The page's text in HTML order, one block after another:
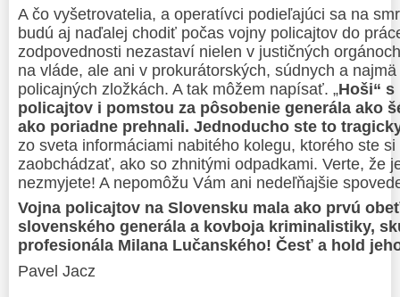
A čo vyšetrovatelia, a operatívci podieľajúci sa na
budú aj naďalej chodiť počas vojny policajtov do
zodpovednosti nezastaví nielen v justičných
na vláde, ale ani v prokurátorských, súdnych a
policajných zložkách. A tak môžem napísať. „Hoši“
policajtov i pomstou za pôsobenie generála ako
ako poriadne prehnali. Jednoducho ste to
zo sveta informáciami nabitého kolegu, ktorého ste
zaobchádzať, ako so zhnitými odpadkami. Verte, že
nezmyjete! A nepomôžu Vám ani nedeľňajšie
Vojna policajtov na Slovensku mala ako prvú
slovenského generála a kovboja kriminalistiky,
profesionála Milana Lučanského! Česť a hold
Pavel Jacz